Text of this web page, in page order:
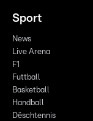
Sport
News
Live Arena
F1
Futtball
Basketball
Handball
Dëschtennis